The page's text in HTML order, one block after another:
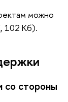
можно
102 Кб).
со стороны